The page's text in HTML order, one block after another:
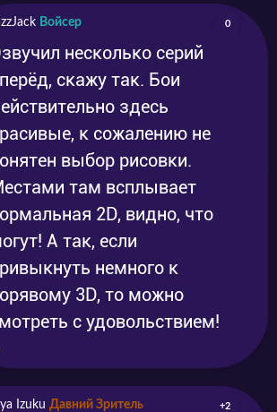
Войсер 0
несколько серий
скажу так. Бои
здесь
к сожалению не
выбор рисовки.
там всплывает
2D, видно, что
А так, если
немного к
3D, то можно
с удовольствием!
Izuku Давний Зритель +2